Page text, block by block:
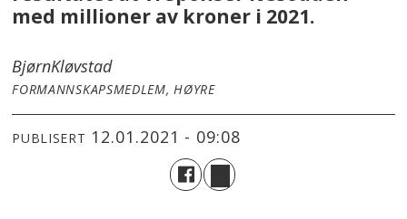
med millioner av kroner i 2021.
BjørnKløvstad
FORMANNSKAPSMEDLEM, HØYRE
PUBLISERT 12.01.2021 - 09:08